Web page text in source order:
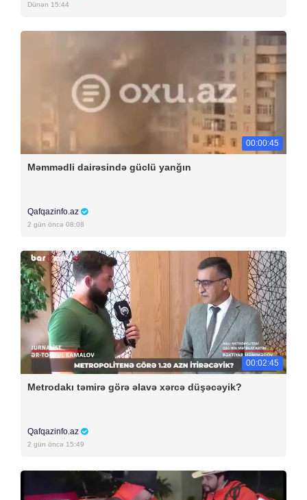
Dünən 15:44
00:00:45
Məmmədli dairəsində güclü yanğın
Qafqazinfo.az
2 gün öncə 08:08
00:02:45
Metrodakı təmirə görə əlavə xərcə düşəcəyik?
Qafqazinfo.az
2 gün öncə 15:49